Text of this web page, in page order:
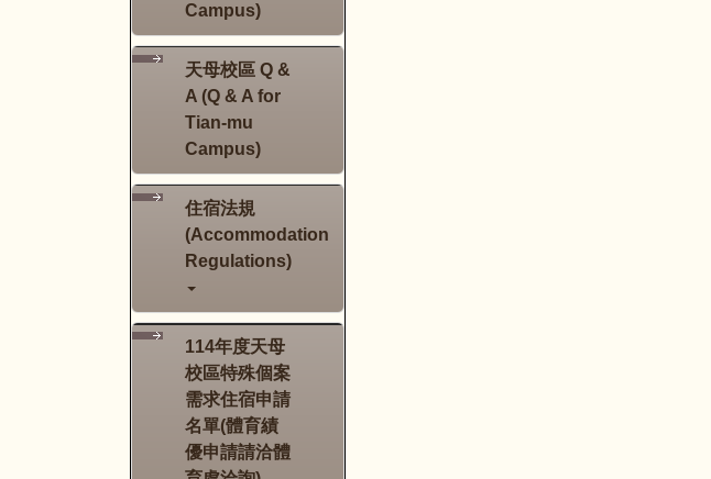
Campus)
天母校區 Q &
A (Q & A for
Tian-mu
Campus)
住宿法規
(Accommodation
Regulations)
114年度天母
校區特殊個案
需求住宿申請
名單(體育績
優申請請洽體